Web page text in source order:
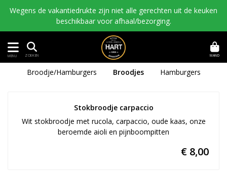
Wegens de vakantiedrukte zijn niet alle gerechten uit de keuken
beschikbaar voor afhaal/bezorging.
MENU ZOEKEN MAND
Broodje/Hamburgers Broodjes Hamburgers
Stokbroodje carpaccio
Wit stokbroodje met rucola, carpaccio, oude kaas, onze
beroemde aioli en pijnboompitten
€ 8,00